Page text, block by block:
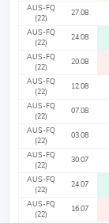
AUS-FQ
(22)
27.08
AUS-FQ
(22)
24.08
AUS-FQ
(22)
20.08
AUS-FQ
(22)
12.08
AUS-FQ
(22)
07.08
AUS-FQ
(22)
03.08
AUS-FQ
(22)
30.07
AUS-FQ
(22)
24.07
AUS-FQ
(22)
16.07